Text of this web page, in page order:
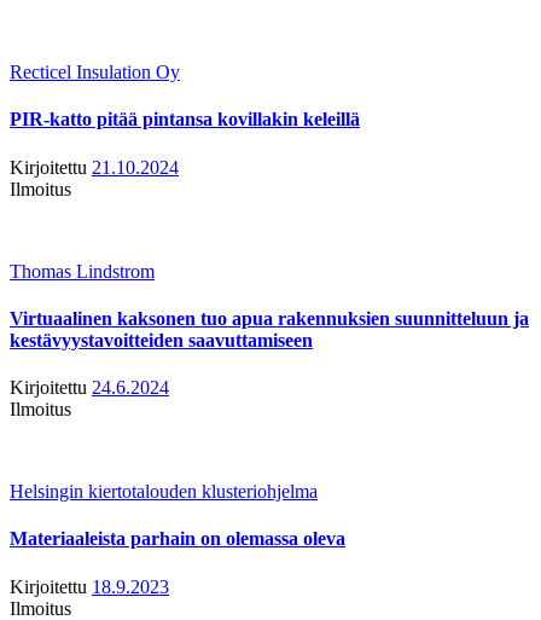
Recticel Insulation Oy
PIR-katto pitää pintansa kovillakin keleillä
Kirjoitettu 21.10.2024
Ilmoitus
Thomas Lindstrom
Virtuaalinen kaksonen tuo apua rakennuksien suunnitteluun ja
kestävyystavoitteiden saavuttamiseen
Kirjoitettu 24.6.2024
Ilmoitus
Helsingin kiertotalouden klusteriohjelma
Materiaaleista parhain on olemassa oleva
Kirjoitettu 18.9.2023
Ilmoitus